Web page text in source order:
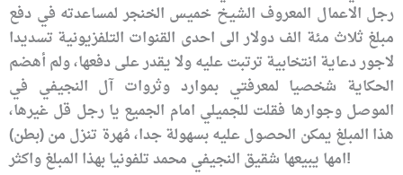
رجل الاعمال المعروف الشيخ خميس الخنجر لمساعدته في دفع
مبلغ ثلاث مئة الف دولار الى احدى القنوات التلفزيونية تسديدا
لاجور دعاية انتخابية ترتبت عليه ولا يقدر على دفعها، ولم أهضم
الحكاية شخصيا لمعرفتي بموارد وثروات آل النجيفي في
الموصل وجوارها فقلت للجميلي امام الجميع يا رجل قل غيرها،
هذا المبلغ يمكن الحصول عليه بسهولة جدا، مُهرة تنزل من (بطن)
امها يبيعها شقيق النجيفي محمد تلفونيا بهذا المبلغ واكثر!